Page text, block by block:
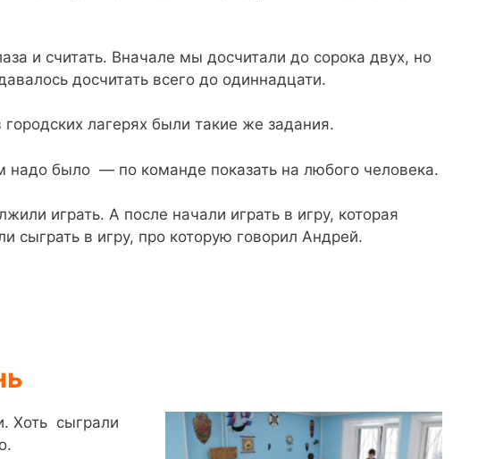
и считать. Вначале мы досчитали до сорока двух, но
досчитать всего до одиннадцати.
лагерях были такие же задания.
было — по команде показать на любого человека.
играть. А после начали играть в игру, которая
сыграть в игру, про которую говорил Андрей.
Хоть сыграли